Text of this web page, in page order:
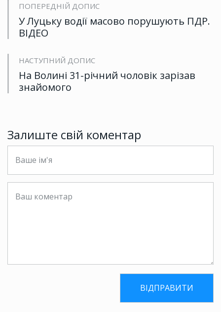
ПОПЕРЕДНІЙ ДОПИС
У Луцьку водії масово порушують ПДР.
ВІДЕО
НАСТУПНИЙ ДОПИС
На Волині 31-річний чоловік зарізав
знайомого
Залиште свій коментар